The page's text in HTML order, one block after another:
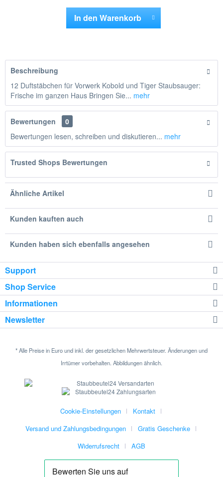
In den Warenkorb
Beschreibung
12 Duftstäbchen für Vorwerk Kobold und Tiger Staubsauger:
Frische im ganzen Haus Bringen Sie... mehr
Bewertungen
0
Bewertungen lesen, schreiben und diskutieren... mehr
Trusted Shops Bewertungen
Ähnliche Artikel
Kunden kauften auch
Kunden haben sich ebenfalls angesehen
Support
Shop Service
Informationen
Newsletter
* Alle Preise in Euro und inkl. der gesetzlichen Mehrwertsteuer. Änderungen und
Irrtümer vorbehalten. Abbildungen ähnlich.
Cookie-Einstellungen
Kontakt
Versand und Zahlungsbedingungen
Gratis Geschenke
Widerrufsrecht
AGB